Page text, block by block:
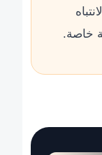
خاصة.